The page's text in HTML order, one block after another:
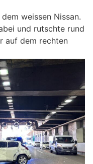
weissen Nissan.
und rutschte rund
auf dem rechten